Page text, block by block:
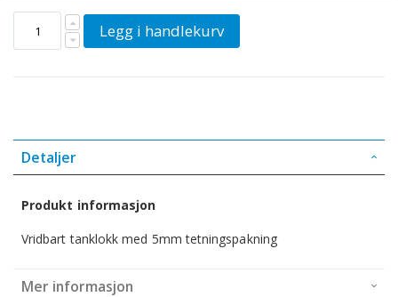
Legg i handlekurv
Detaljer
Produkt informasjon
Vridbart tanklokk med 5mm tetningspakning
Mer informasjon